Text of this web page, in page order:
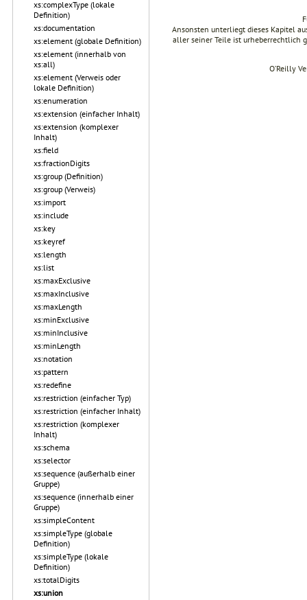
xs:complexType (lokale
Definition)
xs:documentation
xs:element (globale Definition)
xs:element (innerhalb von
xs:all)
xs:element (Verweis oder
lokale Definition)
xs:enumeration
xs:extension (einfacher Inhalt)
xs:extension (komplexer
Inhalt)
xs:field
xs:fractionDigits
xs:group (Definition)
xs:group (Verweis)
xs:import
xs:include
xs:key
xs:keyref
xs:length
xs:list
xs:maxExclusive
xs:maxInclusive
xs:maxLength
xs:minExclusive
xs:minInclusive
xs:minLength
xs:notation
xs:pattern
xs:redefine
xs:restriction (einfacher Typ)
xs:restriction (einfacher Inhalt)
xs:restriction (komplexer
Inhalt)
xs:schema
xs:selector
xs:sequence (außerhalb einer
Gruppe)
xs:sequence (innerhalb einer
Gruppe)
xs:simpleContent
xs:simpleType (globale
Definition)
xs:simpleType (lokale
Definition)
xs:totalDigits
xs:union
Ansonsten unterliegt dieses Kapitel
aller seiner Teile ist urheberrechtlich
O’Reilly